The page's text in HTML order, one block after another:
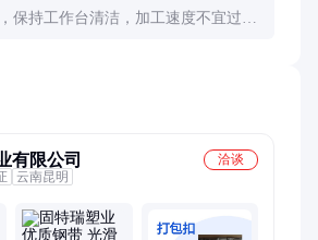
保持工作台清洁，加工速度不宜过
有限公司
洽谈
云南昆明